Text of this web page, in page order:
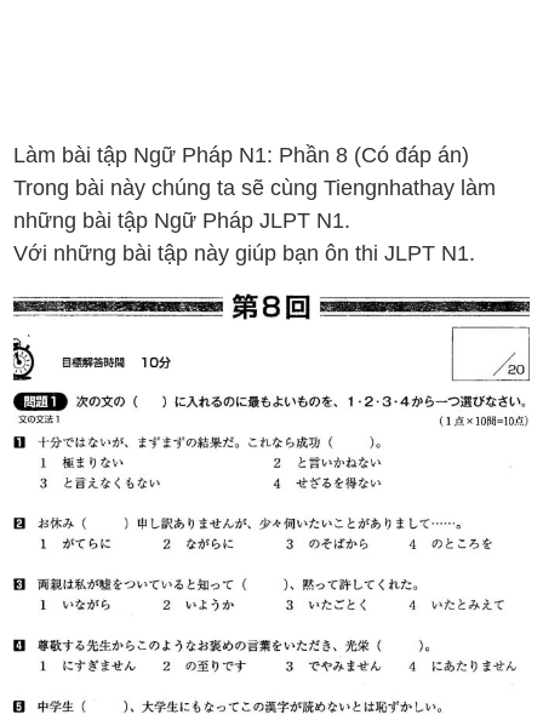
Làm bài tập Ngữ Pháp N1: Phần 8 (Có đáp án)
Trong bài này chúng ta sẽ cùng Tiengnhathay làm
những bài tập Ngữ Pháp JLPT N1.
Với những bài tập này giúp bạn ôn thi JLPT N1.